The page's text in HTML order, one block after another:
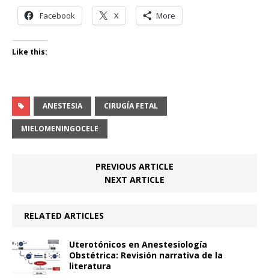
Facebook X More
Like this:
ANESTESIA CIRUGÍA FETAL
MIELOMENINGOCELE
PREVIOUS ARTICLE
NEXT ARTICLE
RELATED ARTICLES
Uterotónicos en Anestesiología
Obstétrica: Revisión narrativa de la
literatura